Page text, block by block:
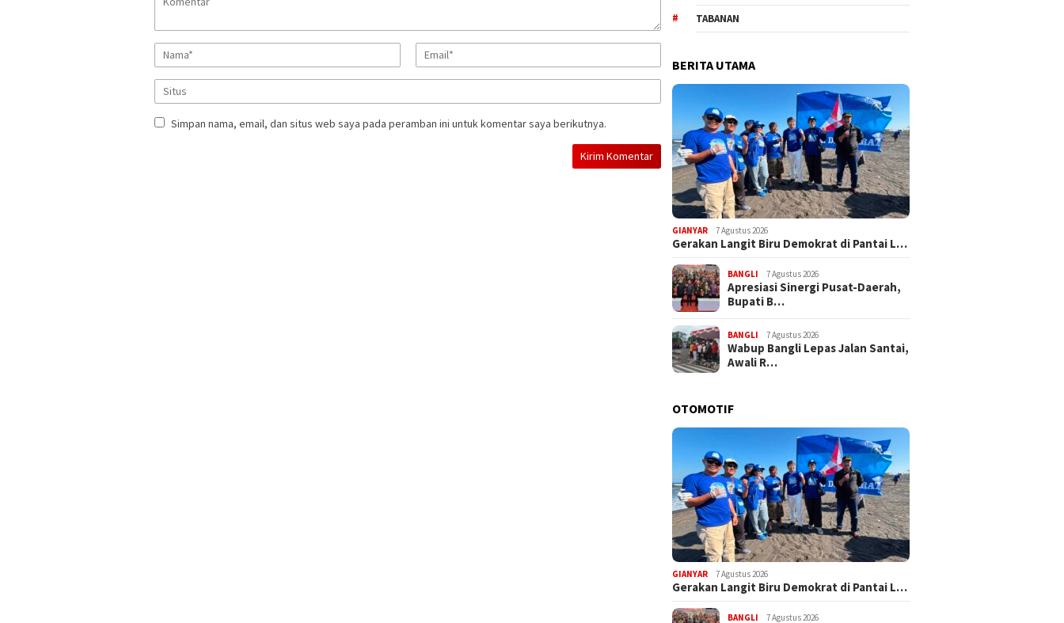
Simpan nama, email, dan situs web saya pada peramban ini untuk komentar saya berikutnya.
TABANAN
BERITA UTAMA
GIANYAR 7 Agustus 2026
Gerakan Langit Biru Demokrat di Pantai L…
BANGLI 7 Agustus 2026
Apresiasi Sinergi Pusat-Daerah,
Bupati B…
BANGLI 7 Agustus 2026
Wabup Bangli Lepas Jalan Santai,
Awali R…
OTOMOTIF
GIANYAR 7 Agustus 2026
Gerakan Langit Biru Demokrat di Pantai L…
BANGLI 7 Agustus 2026